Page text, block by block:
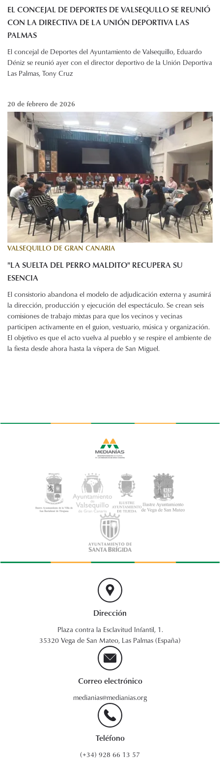
EL CONCEJAL DE DEPORTES DE VALSEQULLO SE REUNIÓ
CON LA DIRECTIVA DE LA UNIÓN DEPORTIVA LAS
PALMAS
El concejal de Deportes del Ayuntamiento de Valsequillo, Eduardo
Déniz se reunió ayer con el director deportivo de la Unión Deportiva
Las Palmas, Tony Cruz
20 de febrero de 2026
VALSEQUILLO DE GRAN CANARIA
"LA SUELTA DEL PERRO MALDITO" RECUPERA SU
ESENCIA
El consistorio abandona el modelo de adjudicación externa y asumirá
la dirección, producción y ejecución del espectáculo. Se crean seis
comisiones de trabajo mixtas para que los vecinos y vecinas
participen activamente en el guion, vestuario, música y organización.
El objetivo es que el acto vuelva al pueblo y se respire el ambiente de
la fiesta desde ahora hasta la víspera de San Miguel.
Dirección
Plaza contra la Esclavitud Infantil, 1.
35320 Vega de San Mateo, Las Palmas (España)
Correo electrónico
medianias@medianias.org
Teléfono
(+34) 928 66 13 57